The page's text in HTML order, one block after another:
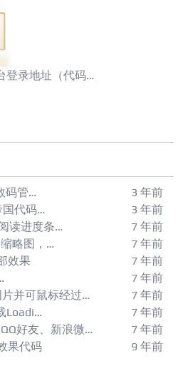
登录地址（代码…
码管…
3 年前
国代码…
3 年前
读进度条…
7 年前
略图，…
7 年前
效果
7 年前
7 年前
并可鼠标经过…
7 年前
Loadi…
7 年前
好友、新浪微…
7 年前
果代码
9 年前